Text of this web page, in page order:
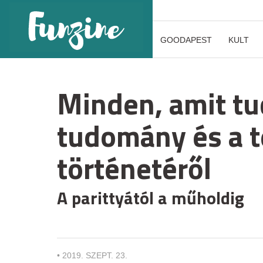
GOODAPEST KULT
Minden, amit
tudomány és a
történetéről
A parittyától a műholdig
• 2019. SZEPT. 23.